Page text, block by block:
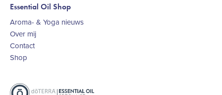
Essential Oil Shop
Aroma- & Yoga nieuws
Over mij
Contact
Shop